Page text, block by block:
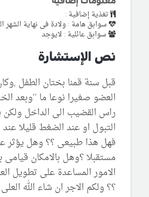
تغذية إضافية :
سوابق هامة : ولادة فى نهاية الشهر
سوابق عائلية : لايوجد
نص الإستشارة
قبل سنة قمنا بختان الطفل
العضو صغيرا نوعا ما ’’وبعد
راس القضيب الى الداخل
التبول او عند الضغط قليلا
فهل هذا طبيعى ؟؟ وهل يؤثر
مستقبلا ؟وهل بالامكان
الامور المساعدة على تطويل
؟؟ ولكم الاجر ان شاء الله